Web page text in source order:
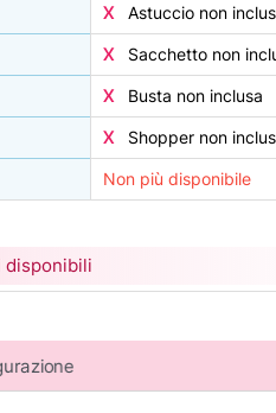
X Astuccio non
X Sacchetto non
X Busta non inclusa
X Shopper non
Non più disponibile
disponibili